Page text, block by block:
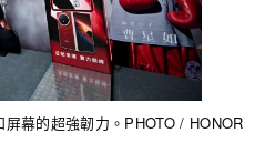
幕的超強韌力。PHOTO / HONOR